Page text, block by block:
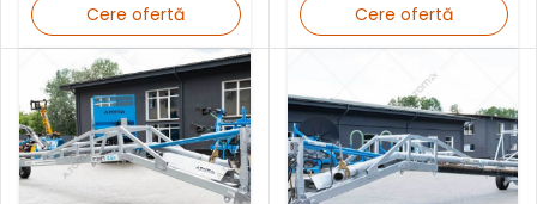
Cere ofertă
Cere ofertă